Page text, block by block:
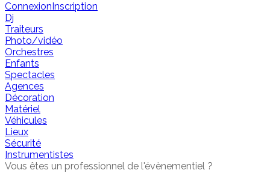
ConnexionInscription
Dj
Traiteurs
Photo/vidéo
Orchestres
Enfants
Spectacles
Agences
Décoration
Matériel
Véhicules
Lieux
Sécurité
Instrumentistes
Vous êtes un professionnel de l'évènementiel ?